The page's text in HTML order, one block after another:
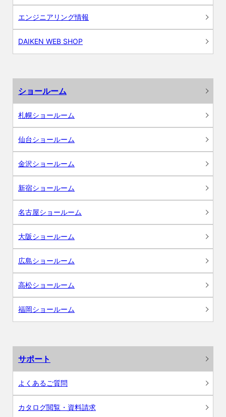
エンジニアリング情報
DAIKEN WEB SHOP
ショールーム
札幌ショールーム
仙台ショールーム
金沢ショールーム
新宿ショールーム
名古屋ショールーム
大阪ショールーム
広島ショールーム
高松ショールーム
福岡ショールーム
サポート
よくあるご質問
カタログ閲覧・資料請求